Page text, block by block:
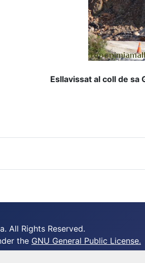
Esllavissat al coll de
All Rights Reserved.
the GNU General Public License.